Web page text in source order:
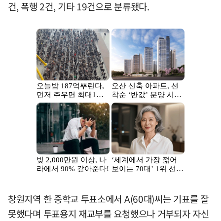
건, 폭행 2건, 기타 19건으로 분류됐다.
창원지역 한 중학교 투표소에서 A(60대)씨는 기표를 잘
못했다며 투표용지 재교부를 요청했으나 거부되자 자신